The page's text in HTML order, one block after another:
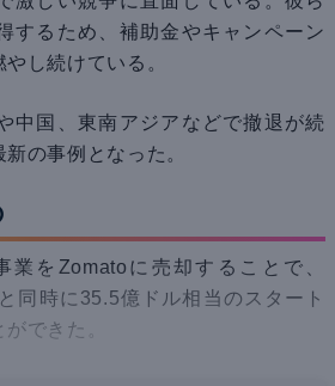
するため、補助金やキャンペーン
し続けている。
中国、東南アジアなどで撤退が続
の事例となった。
業をZomatoに売却することで、
同時に35.5億ドル相当のスタート
できた。